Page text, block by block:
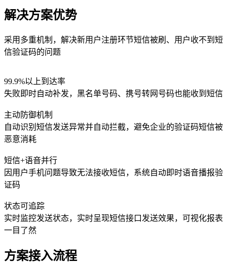
解决方案优势
采用多重机制，解决新用户注册环节短信被刷、用户收不到短
信验证码的问题
99.9%以上到达率
失败即时自动补发，黑名单号码、携号转网号码也能收到短信
主动防御机制
自动识别短信发送异常并自动拦截，避免企业的验证码短信被
恶意消耗
短信+语音并行
因用户手机问题导致无法接收短信，系统自动即时语音播报验
证码
状态可追踪
实时监控发送状态，实时呈现短信接口发送效果，可视化报表
一目了然
方案接入流程